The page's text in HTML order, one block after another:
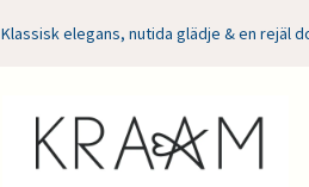
Klassisk elegans, nutida glädje & en rejäl